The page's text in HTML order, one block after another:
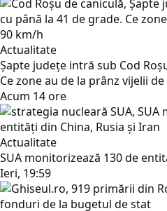
Actualitate
Șapte județe intră sub Cod
Ce zone au de la prânz vijelii
Acum 14 ore
Actualitate
SUA monitorizează 130 de
Ieri, 19:59